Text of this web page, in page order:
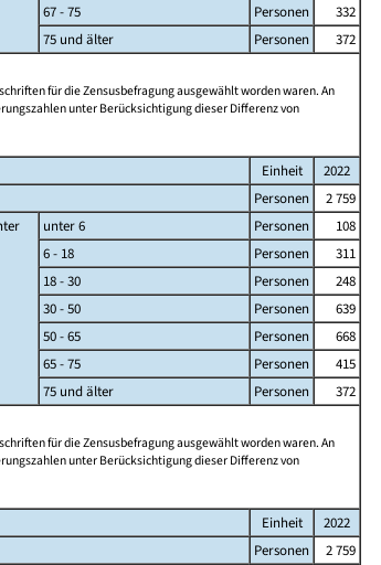
67 - 75
Personen
332
75 und älter
Personen
372
für die Zensusbefragung ausgewählt worden waren. An
unter Berücksichtigung dieser Differenz von
Einheit
2022
Personen
2 759
unter 6 Personen
108
6 - 18
Personen
311
18 - 30
Personen
248
30 - 50
Personen
639
50 - 65
Personen
668
65 - 75
Personen
415
75 und älter
Personen
372
für die Zensusbefragung ausgewählt worden waren. An
unter Berücksichtigung dieser Differenz von
Einheit
2022
Personen
2 759